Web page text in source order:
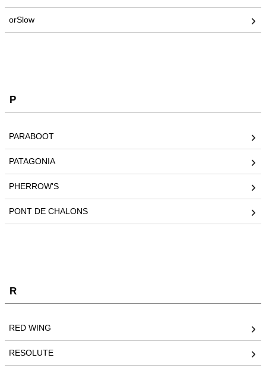
orSlow
P
PARABOOT
PATAGONIA
PHERROW'S
PONT DE CHALONS
R
RED WING
RESOLUTE